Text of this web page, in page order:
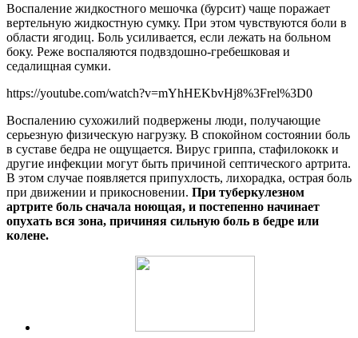
Воспаление жидкостного мешочка (бурсит) чаще поражает
вертельную жидкостную сумку. При этом чувствуются боли в
области ягодиц. Боль усиливается, если лежать на больном
боку. Реже воспаляются подвздошно-гребешковая и
седалищная сумки.
https://youtube.com/watch?v=mYhHEKbvHj8%3Frel%3D0
Воспалению сухожилий подвержены люди, получающие
серьезную физическую нагрузку. В спокойном состоянии боль
в суставе бедра не ощущается. Вирус гриппа, стафилококк и
другие инфекции могут быть причиной септического артрита.
В этом случае появляется припухлость, лихорадка, острая боль
при движении и прикосновении. При туберкулезном
артрите боль сначала ноющая, и постепенно начинает
опухать вся зона, причиняя сильную боль в бедре или
колене.